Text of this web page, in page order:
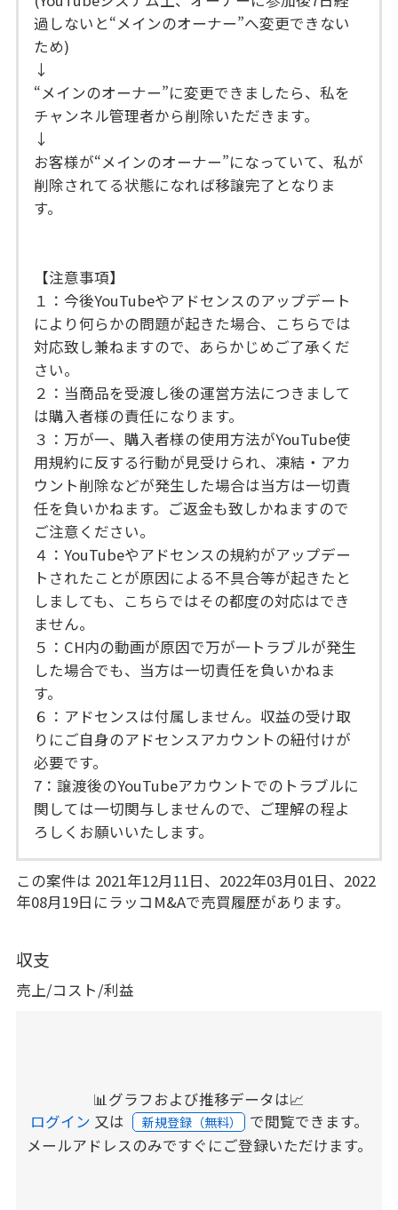
過しないと“メインのオーナー”へ変更できない
ため)
↓
“メインのオーナー”に変更できましたら、私を
チャンネル管理者から削除いただきます。
↓
お客様が“メインのオーナー”になっていて、私が
削除されてる状態になれば移譲完了となりま
す。
【注意事項】
１：今後YouTubeやアドセンスのアップデート
により何らかの問題が起きた場合、こちらでは
対応致し兼ねますので、あらかじめご了承くだ
さい。
２：当商品を受渡し後の運営方法につきまして
は購入者様の責任になります。
３：万が一、購入者様の使用方法がYouTube使
用規約に反する行動が見受けられ、凍結・アカ
ウント削除などが発生した場合は当方は一切責
任を負いかねます。ご返金も致しかねますので
ご注意ください。
４：YouTubeやアドセンスの規約がアップデー
トされたことが原因による不具合等が起きたと
しましても、こちらではその都度の対応はでき
ません。
５：CH内の動画が原因で万が一トラブルが発生
した場合でも、当方は一切責任を負いかねま
す。
６：アドセンスは付属しません。収益の受け取
りにご自身のアドセンスアカウントの紐付けが
必要です。
7：譲渡後のYouTubeアカウントでのトラブルに
関しては一切関与しませんので、ご理解の程よ
ろしくお願いいたします。
この案件は 2021年12月11日、2022年03月01日、2022
年08月19日にラッコM&Aで売買履歴があります。
収支
売上/コスト/利益
📊グラフおよび推移データは📈
ログイン 又は 新規登録（無料） で閲覧できます。
メールアドレスのみですぐにご登録いただけます。